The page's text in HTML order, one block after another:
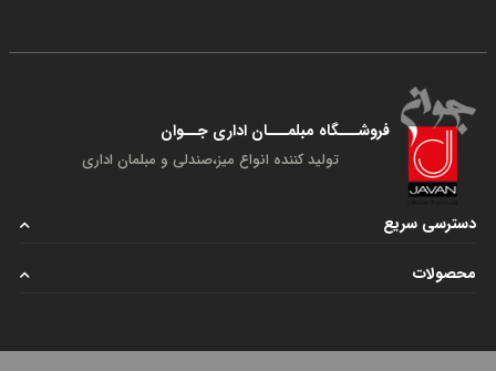
فروشـــگاه مبلمـــان اداری جــوان
تولید کننده انواع میز،صندلی و مبلمان اداری
دسترسی سریع
محصولات